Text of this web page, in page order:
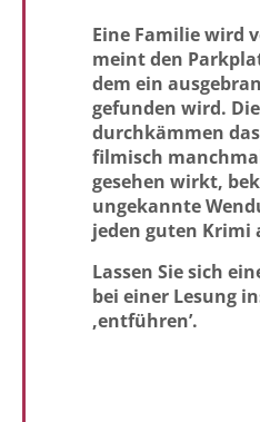
Eine Familie wird
meint den
dem ein
gefunden wird.
durchkämmen
filmisch
gesehen wirkt,
ungekannte
jeden guten Krimi
Lassen Sie sich
bei einer Lesung
‚entführen’.